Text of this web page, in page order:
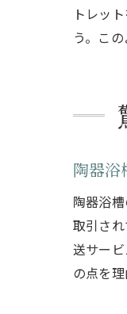
トレッ
う。こ
陶器浴
陶器浴
取引さ
送サー
の点を